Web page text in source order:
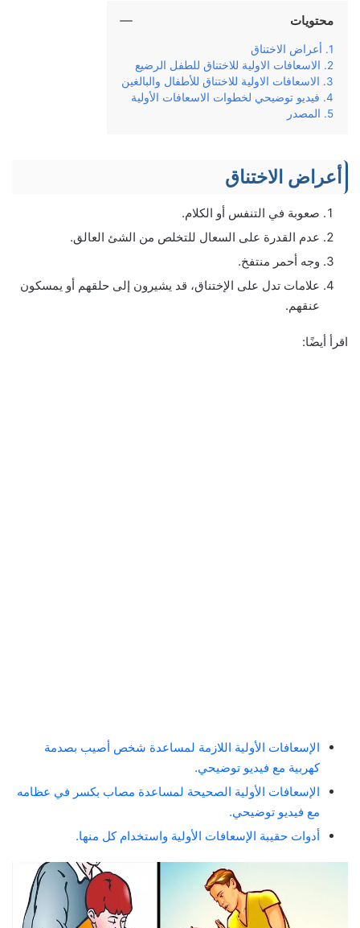
محتويات
أعراض الاختناق
الاسعافات الاولية للاختناق للطفل الرضيع
الاسعافات الاولية للاختناق للأطفال والبالغين
فيديو توضيحي لخطوات الاسعافات الأولية
المصدر
أعراض الاختناق
صعوبة في التنفس أو الكلام.
عدم القدرة على السعال للتخلص من الشئ العالق.
وجه أحمر منتفخ.
علامات تدل على الإختناق، قد يشيرون إلى حلقهم أو يمسكون
عنقهم.
اقرأ أيضًا:
الإسعافات الأولية اللازمة لمساعدة شخص أصيب بصدمة
كهربية مع فيديو توضيحي.
الإسعافات الأولية الصحيحة لمساعدة مصاب بكسر في عظامه
مع فيديو توضيحي.
أدوات حقيبة الإسعافات الأولية واستخدام كل منها.